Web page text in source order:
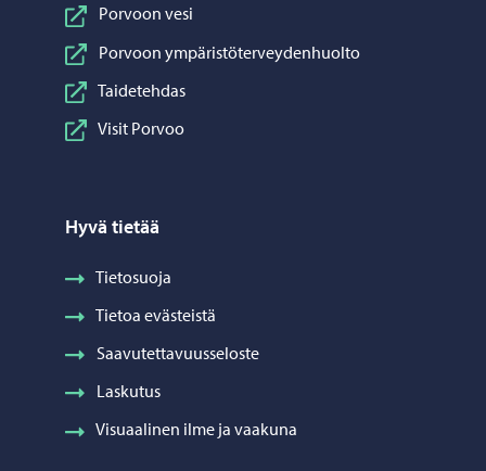
Porvoon vesi
Porvoon ympäristöterveydenhuolto
Taidetehdas
Visit Porvoo
Hyvä tietää
Tietosuoja
Tietoa evästeistä
Saavutettavuusseloste
Laskutus
Visuaalinen ilme ja vaakuna